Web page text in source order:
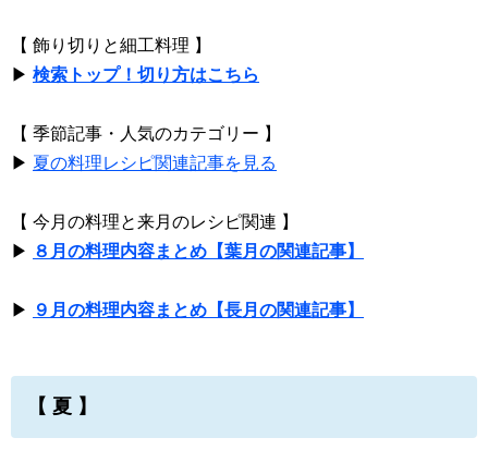
【 飾り切りと細工料理 】
▶ 検索トップ！切り方はこちら
【 季節記事・人気のカテゴリー 】
▶ 夏の料理レシピ関連記事を見る
【 今月の料理と来月のレシピ関連 】
▶ ８月の料理内容まとめ【葉月の関連記事】
▶ ９月の料理内容まとめ【長月の関連記事】
【 夏 】